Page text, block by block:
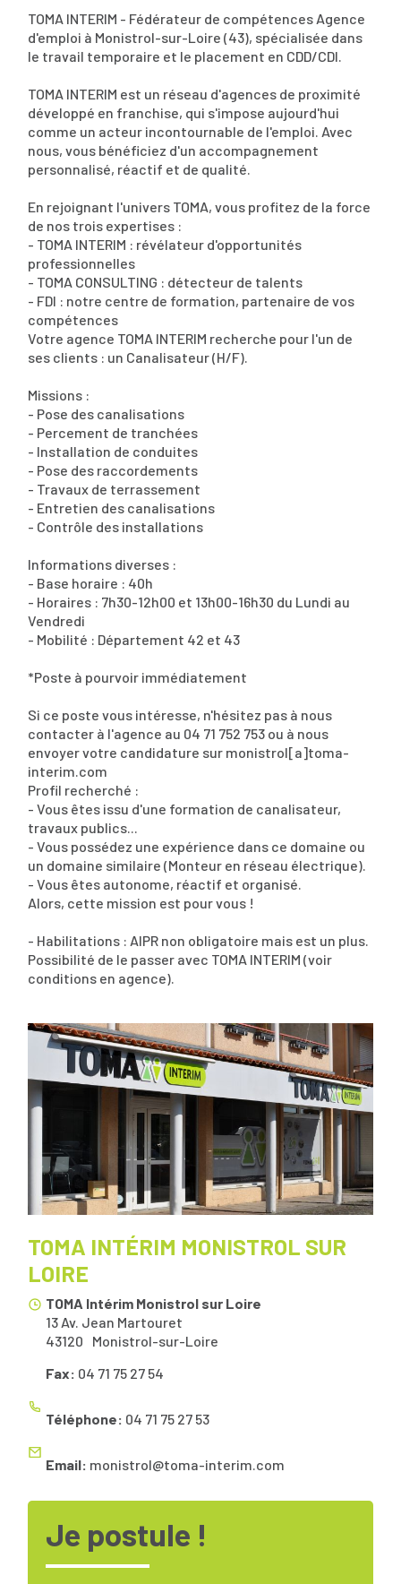
TOMA INTERIM - Fédérateur de compétences Agence
d'emploi à Monistrol-sur-Loire (43), spécialisée dans
le travail temporaire et le placement en CDD/CDI.
TOMA INTERIM est un réseau d'agences de proximité
développé en franchise, qui s'impose aujourd'hui
comme un acteur incontournable de l'emploi. Avec
nous, vous bénéficiez d'un accompagnement
personnalisé, réactif et de qualité.
En rejoignant l'univers TOMA, vous profitez de la force
de nos trois expertises :
- TOMA INTERIM : révélateur d'opportunités
professionnelles
- TOMA CONSULTING : détecteur de talents
- FDI : notre centre de formation, partenaire de vos
compétences
Votre agence TOMA INTERIM recherche pour l'un de
ses clients : un Canalisateur (H/F).
Missions :
- Pose des canalisations
- Percement de tranchées
- Installation de conduites
- Pose des raccordements
- Travaux de terrassement
- Entretien des canalisations
- Contrôle des installations
Informations diverses :
- Base horaire : 40h
- Horaires : 7h30-12h00 et 13h00-16h30 du Lundi au
Vendredi
- Mobilité : Département 42 et 43
*Poste à pourvoir immédiatement
Si ce poste vous intéresse, n'hésitez pas à nous
contacter à l'agence au 04 71 752 753 ou à nous
envoyer votre candidature sur monistrol[a]toma-
interim.com
Profil recherché :
- Vous êtes issu d'une formation de canalisateur,
travaux publics...
- Vous possédez une expérience dans ce domaine ou
un domaine similaire (Monteur en réseau électrique).
- Vous êtes autonome, réactif et organisé.
Alors, cette mission est pour vous !
- Habilitations : AIPR non obligatoire mais est un plus.
Possibilité de le passer avec TOMA INTERIM (voir
conditions en agence).
TOMA INTÉRIM MONISTROL SUR
LOIRE
TOMA Intérim Monistrol sur Loire
13 Av. Jean Martouret
Monistrol-sur-Loire
43120
Fax: 04 71 75 27 54
Téléphone: 04 71 75 27 53
Email: monistrol@toma-interim.com
Je postule !